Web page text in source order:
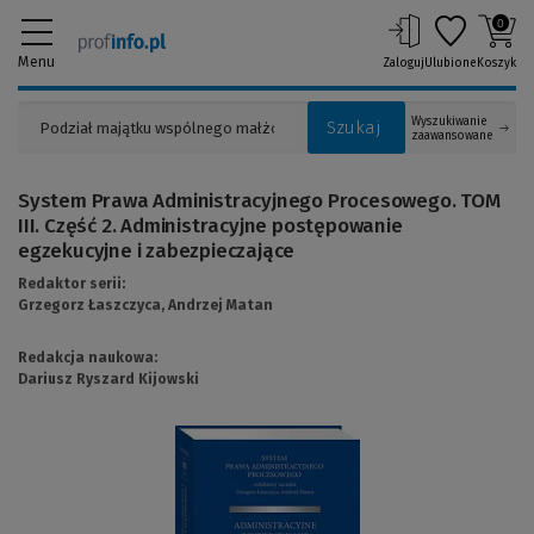
Menu
Szukaj
Wyszukiwanie
zaawansowane
ZalogujUlubione
0
Koszyk
(Link
System Prawa Administracyjnego Procesowego. TOM
III. Część 2. Administracyjne postępowanie
egzekucyjne i zabezpieczające
Redaktor serii:
Grzegorz Łaszczyca, Andrzej Matan
Redakcja naukowa:
Dariusz Ryszard Kijowski